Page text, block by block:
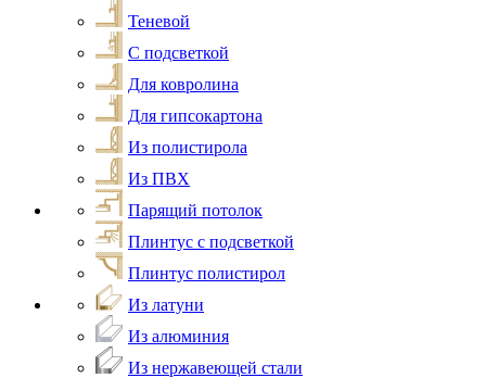
Теневой
С подсветкой
Для ковролина
Для гипсокартона
Из полистирола
Из ПВХ
Парящий потолок
Плинтус с подсветкой
Плинтус полистирол
Из латуни
Из алюминия
Из нержавеющей стали